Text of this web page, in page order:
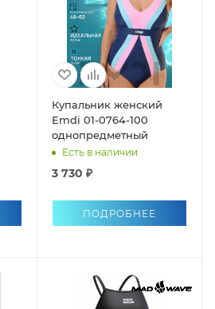
Купальник женский
Emdi 01-0764-100
однопредметный
Есть в наличии
3 730 ₽
ПОДРОБНЕЕ